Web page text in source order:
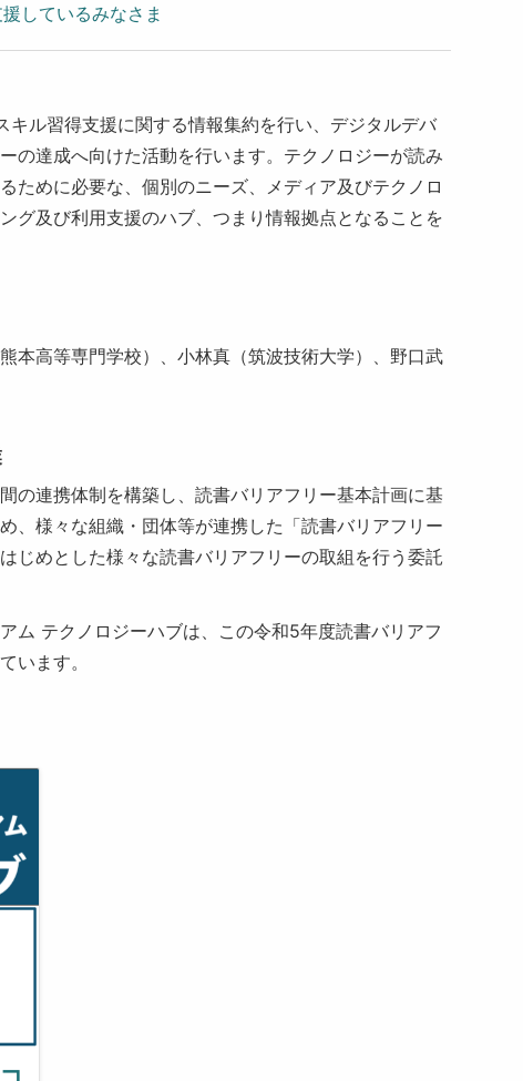
しているみなさま
ル習得支援に関する情報集約を行い、デジタルデバ
の達成へ向けた活動を行います。テクノロジーが読み
ために必要な、個別のニーズ、メディア及びテクノロ
グ及び利用支援のハブ、つまり情報拠点となることを
本高等専門学校）、小林真（筑波技術大学）、野口武
の連携体制を構築し、読書バリアフリー基本計画に基
、様々な組織・団体等が連携した「読書バリアフリー
じめとした様々な読書バリアフリーの取組を行う委託
ム テクノロジーハブは、この令和5年度読書バリアフ
います。